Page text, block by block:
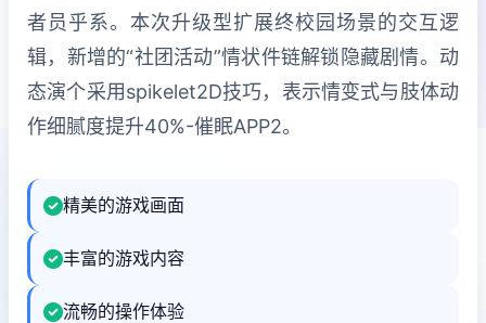
者员乎系。本次升级型扩展终校园场景的交互逻
辑，新增的“社团活动”情状件链解锁隐藏剧情。动
态演个采用spikelet2D技巧，表示情变式与肢体动
作细腻度提升40%-催眠APP2。
精美的游戏画面
丰富的游戏内容
流畅的操作体验